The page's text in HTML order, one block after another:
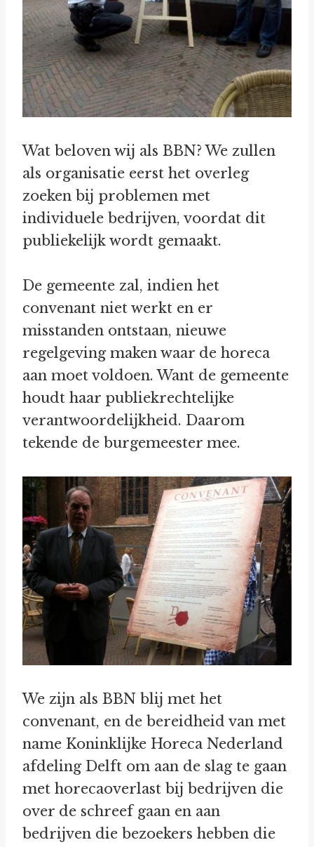
Wat beloven wij als BBN? We zullen
als organisatie eerst het overleg
zoeken bij problemen met
individuele bedrijven, voordat dit
publiekelijk wordt gemaakt.
De gemeente zal, indien het
convenant niet werkt en er
misstanden ontstaan, nieuwe
regelgeving maken waar de horeca
aan moet voldoen. Want de gemeente
houdt haar publiekrechtelijke
verantwoordelijkheid. Daarom
tekende de burgemeester mee.
We zijn als BBN blij met het
convenant, en de bereidheid van met
name Koninklijke Horeca Nederland
afdeling Delft om aan de slag te gaan
met horecaoverlast bij bedrijven die
over de schreef gaan en aan
bedrijven die bezoekers hebben die